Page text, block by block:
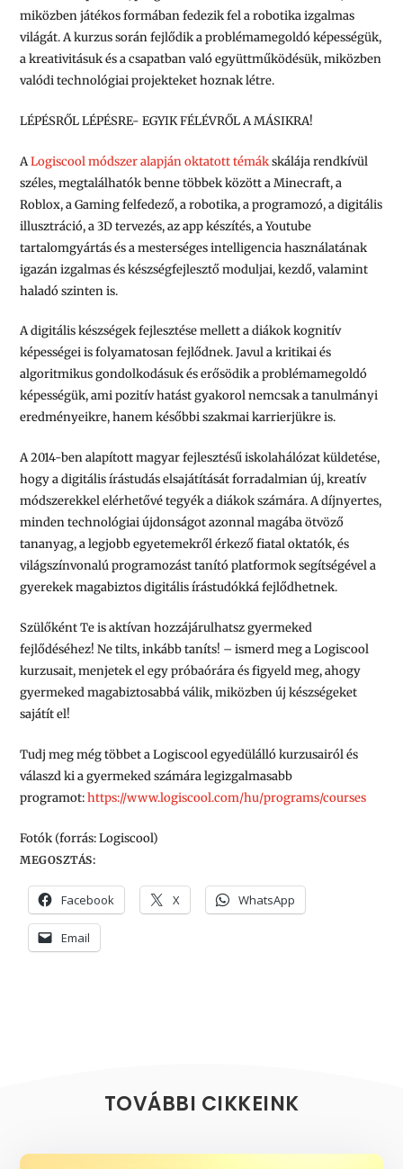
miközben játékos formában fedezik fel a robotika izgalmas
világát. A kurzus során fejlődik a problémamegoldó képességük,
a kreativitásuk és a csapatban való együttműködésük, miközben
valódi technológiai projekteket hoznak létre.
LÉPÉSRŐL LÉPÉSRE- EGYIK FÉLÉVRŐL A MÁSIKRA!
ALogiscool módszer alapján oktatott témákskálája rendkívül
széles, megtalálhatók benne többek között a Minecraft, a
Roblox, a Gaming felfedező, a robotika, a programozó, a digitális
illusztráció, a 3D tervezés, az app készítés, a Youtube
tartalomgyártás és a mesterséges intelligencia használatának
igazán izgalmas és készségfejlesztő moduljai, kezdő, valamint
haladó szinten is.
A digitális készségek fejlesztése mellett a diákok kognitív
képességei is folyamatosan fejlődnek. Javul a kritikai és
algoritmikus gondolkodásuk és erősödik a problémamegoldó
képességük, ami pozitív hatást gyakorol nemcsak a tanulmányi
eredményeikre, hanem későbbi szakmai karrierjükre is.
A 2014-ben alapított magyar fejlesztésű iskolahálózat küldetése,
hogy a digitális írástudás elsajátítását forradalmian új, kreatív
módszerekkel elérhetővé tegyék a diákok számára. A díjnyertes,
minden technológiai újdonságot azonnal magába ötvöző
tananyag, a legjobb egyetemekről érkező fiatal oktatók, és
világszínvonalú programozást tanító platformok segítségével a
gyerekek magabiztos digitális írástudókká fejlődhetnek.
Szülőként Te is aktívan hozzájárulhatsz gyermeked
fejlődéséhez! Ne tilts, inkább taníts! – ismerd meg a Logiscool
kurzusait, menjetek el egy próbaórára ésfigyeld meg, ahogy
gyermeked magabiztosabbá válik, miközben új készségeket
sajátít el!
Tudj meg még többet a Logiscool egyedülálló kurzusairól és
válaszd ki a gyermeked számára legizgalmasabb
programot:https://www.logiscool.com/hu/programs/courses
Fotók (forrás: Logiscool)
MEGOSZTÁS:
Facebook X WhatsApp
Email
TOVÁBBI CIKKEINK